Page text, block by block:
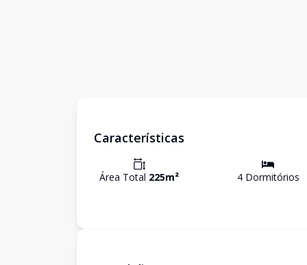
Características
Área Total 225m² 4Dormitórios